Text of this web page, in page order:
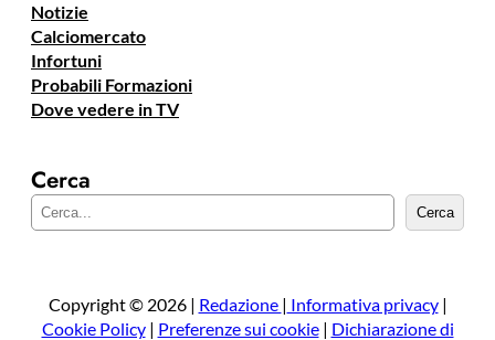
Notizie
Calciomercato
Infortuni
Probabili Formazioni
Dove vedere in TV
Cerca
e
a
Cerca
Copyright © 2026 | Redazione | Informativa privacy|
Cookie Policy| Preferenze sui cookie| Dichiarazione di